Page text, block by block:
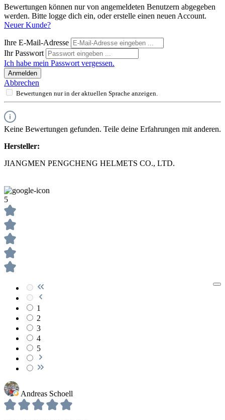
Bewertungen können nur von angemeldeten Benutzern abgegeben
werden. Bitte logge dich ein, oder erstelle einen neuen Account.
Neuer Kunde?
Ihre E-Mail-Adresse
Ihr Passwort
Ich habe mein Passwort vergessen.
Anmelden
Abbrechen
Bewertungen nur in der aktuellen Sprache anzeigen.
Keine Bewertungen gefunden. Teile deine Erfahrungen mit anderen.
Hersteller:
JIANGMEN PENGCHENG HELMETS CO., LTD.
5
1
2
3
4
5
Andreas Schoell